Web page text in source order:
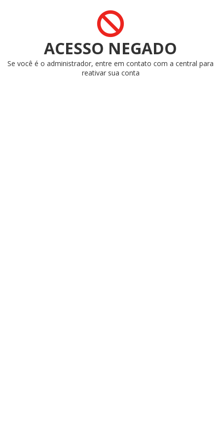
ACESSO NEGADO
Se você é o administrador, entre em contato com a central para
reativar sua conta